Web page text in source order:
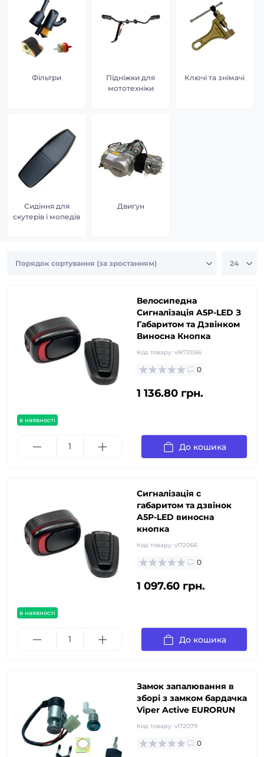
Фільтри
Підніжки для
мототехніки
Ключі та знімачі
Сидіння для
скутерів і мопедів
Двигун
в наявності
Велосипедна
Сигналізація A5P-LED З
Габаритом та Дзвінком
Виносна Кнопка
Код товару: vlK72066
0
1 136.80 грн.
До кошика
в наявності
Сигналізація с
габаритом та дзвінок
A5P-LED виносна
кнопка
Код товару: vl72066
0
1 097.60 грн.
До кошика
Замок запалювання в
зборі з замком бардачка
Viper Active EURORUN
Код товару: vl72079
0